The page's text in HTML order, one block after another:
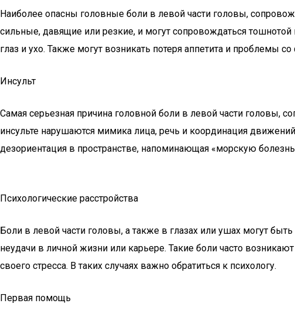
Наиболее опасны головные боли в левой части головы,
сильные, давящие или резкие, и могут сопровождаться
глаз и ухо. Также могут возникать потеря аппетита и проблемы
Инсульт
Самая серьезная причина головной боли в левой части головы,
инсульте нарушаются мимика лица, речь и координация
дезориентация в пространстве, напоминающая «морскую
Психологические расстройства
Боли в левой части головы, а также в глазах или ушах могут
неудачи в личной жизни или карьере. Такие боли часто
своего стресса. В таких случаях важно обратиться к психологу.
Первая помощь